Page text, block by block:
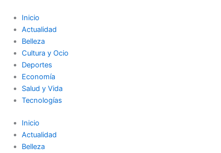
contenido
Inicio
Actualidad
Belleza
Cultura y Ocio
Deportes
Economía
Salud y Vida
Tecnologías
Inicio
Actualidad
Belleza